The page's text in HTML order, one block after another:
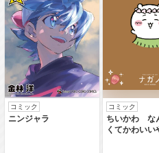
コミック
ニンジャラ
コミック
ちいかわ な
くてかわいい